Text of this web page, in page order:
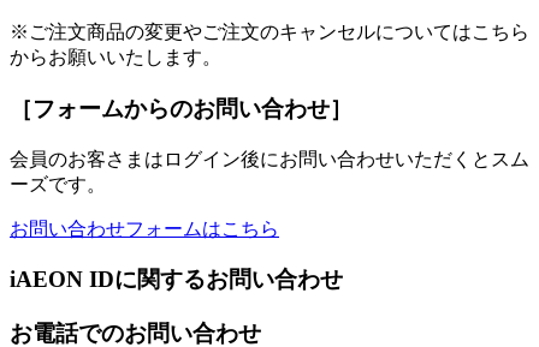
※ご注文商品の変更やご注文のキャンセルについてはこちら
からお願いいたします。
［フォームからのお問い合わせ］
会員のお客さまはログイン後にお問い合わせいただくとスム
ーズです。
お問い合わせフォームはこちら
iAEON IDに関するお問い合わせ
お電話でのお問い合わせ